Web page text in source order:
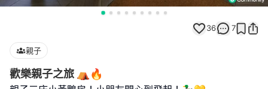
36 7
親子
歡樂親子之旅 ⛺️🔥